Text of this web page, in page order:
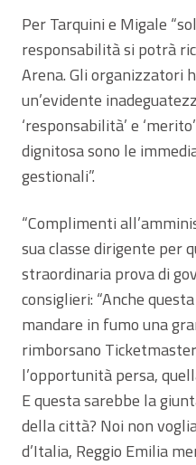
Per Tarquini e Migale
responsabilità si potrà
Arena. Gli organizzatori
un’evidente
‘responsabilità’ e
dignitosa sono le
gestionali”.
“Complimenti
sua classe dirigente per
straordinaria prova di
consiglieri: “Anche
mandare in fumo una
rimborsano
l’opportunità persa,
E questa sarebbe la
della città? Noi non
d’Italia, Reggio Emilia